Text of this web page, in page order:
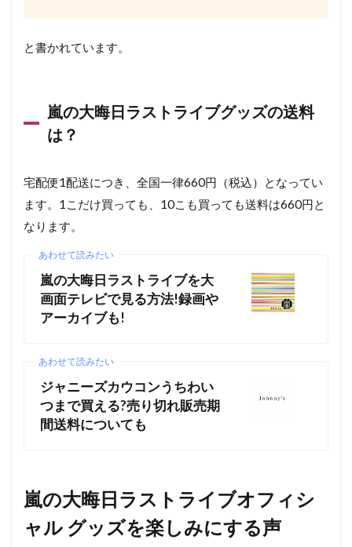
と書かれています。
嵐の大晦日ラストライブグッズの送料
は？
宅配便1配送につき、全国一律660円（税込）となってい
ます。1こだけ買っても、10こも買っても送料は660円と
なります。
あわせて読みたい
嵐の大晦日ラストライブを大
画面テレビで見る方法!録画や
アーカイブも!
あわせて読みたい
ジャニーズカウコンうちわい
つまで買える?売り切れ販売期
間送料についても
嵐の大晦日ラストライブオフィシ
ャル グッズを楽しみにする声